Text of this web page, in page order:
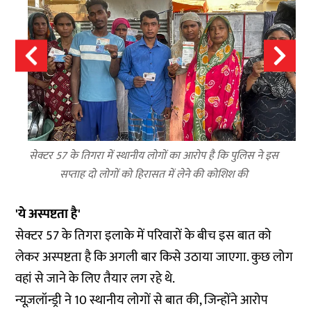
सेक्टर 57 के तिगरा में स्थानीय लोगों का आरोप है कि पुलिस ने इस
सप्ताह दो लोगों को हिरासत में लेने की कोशिश की
'ये अस्पष्टता है'
सेक्टर 57 के तिगरा इलाके में परिवारों के बीच इस बात को
लेकर अस्पष्टता है कि अगली बार किसे उठाया जाएगा. कुछ लोग
वहां से जाने के लिए तैयार लग रहे थे.
न्यूज़लॉन्ड्री ने 10 स्थानीय लोगों से बात की, जिन्होंने आरोप